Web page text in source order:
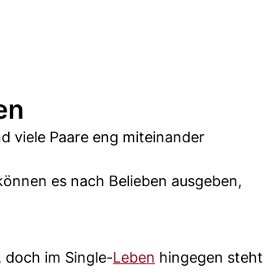
viele Paare eng miteinander
es nach Belieben ausgeben,
doch im Single-Leben hingegen steht